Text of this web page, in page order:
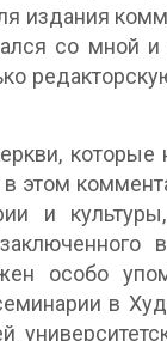
издания
со мной
и
особо
в